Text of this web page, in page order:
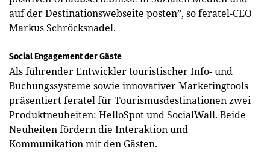
auf der Destinationswebseite posten”, so feratel-CEO
Markus Schröcksnadel.
Social Engagement der Gäste
Als führender Entwickler touristischer Info- und
Buchungssysteme sowie innovativer Marketingtools
präsentiert feratel für Tourismusdestinationen zwei
Produktneuheiten: HelloSpot und SocialWall. Beide
Neuheiten fördern die Interaktion und
Kommunikation mit den Gästen.